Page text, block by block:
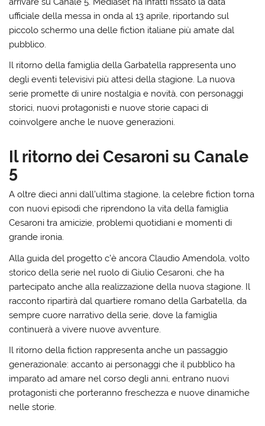
ufficiale della messa in onda al 13 aprile, riportando sul
piccolo schermo una delle fiction italiane più amate dal
pubblico.
Il ritorno della famiglia della Garbatella rappresenta uno
degli eventi televisivi più attesi della stagione. La nuova
serie promette di unire nostalgia e novità, con personaggi
storici, nuovi protagonisti e nuove storie capaci di
coinvolgere anche le nuove generazioni.
Il ritorno dei Cesaroni su Canale
5
A oltre dieci anni dall’ultima stagione, la celebre fiction torna
con nuovi episodi che riprendono la vita della famiglia
Cesaroni tra amicizie, problemi quotidiani e momenti di
grande ironia.
Alla guida del progetto c’è ancora Claudio Amendola, volto
storico della serie nel ruolo di Giulio Cesaroni, che ha
partecipato anche alla realizzazione della nuova stagione. Il
racconto ripartirà dal quartiere romano della Garbatella, da
sempre cuore narrativo della serie, dove la famiglia
continuerà a vivere nuove avventure.
Il ritorno della fiction rappresenta anche un passaggio
generazionale: accanto ai personaggi che il pubblico ha
imparato ad amare nel corso degli anni, entrano nuovi
protagonisti che porteranno freschezza e nuove dinamiche
nelle storie.